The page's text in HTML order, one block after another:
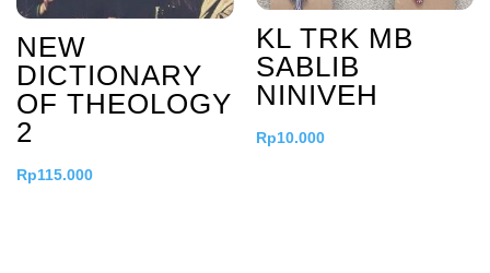
NEW
DICTIONARY
OF THEOLOGY
2
Rp115.000
KL TRK MB
SABLIB
NINIVEH
Rp10.000